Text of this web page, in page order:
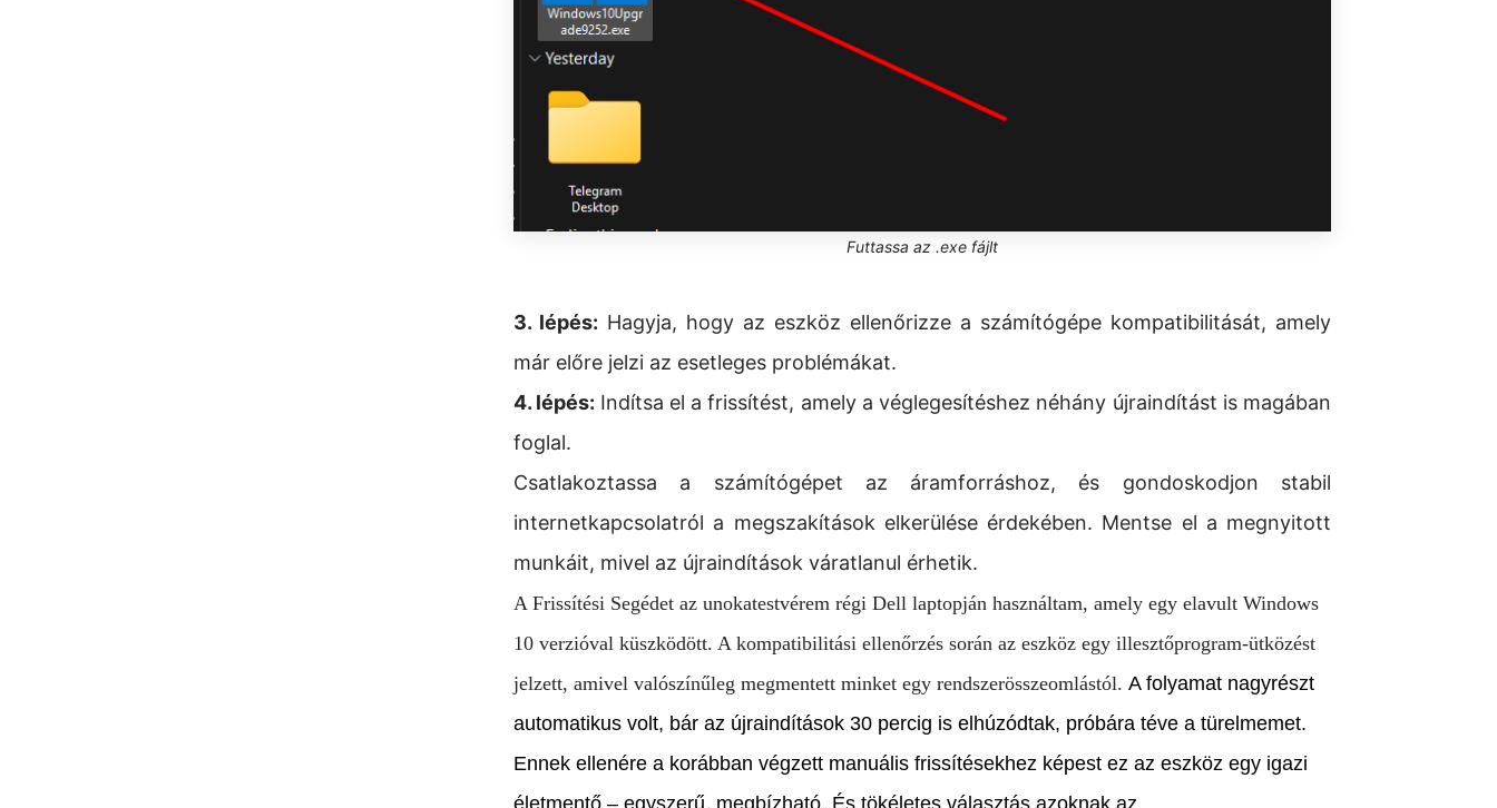
Futtassa az .exe fájlt
3. lépés: Hagyja, hogy az eszköz ellenőrizze a számítógépe kompatibilitását, amely
már előre jelzi az esetleges problémákat.
4. lépés: Indítsa el a frissítést, amely a véglegesítéshez néhány újraindítást is magában
foglal.
Csatlakoztassa a számítógépet az áramforráshoz, és gondoskodjon stabil
internetkapcsolatról a megszakítások elkerülése érdekében. Mentse el a megnyitott
munkáit, mivel az újraindítások váratlanul érhetik.
A Frissítési Segédet az unokatestvérem régi Dell laptopján használtam, amely egy elavult Windows
10 verzióval küszködött. A kompatibilitási ellenőrzés során az eszköz egy illesztőprogram-ütközést
jelzett, amivel valószínűleg megmentett minket egy rendszerösszeomlástól. A folyamat nagyrészt
automatikus volt, bár az újraindítások 30 percig is elhúzódtak, próbára téve a türelmemet.
Ennek ellenére a korábban végzett manuális frissítésekhez képest ez az eszköz egy igazi
életmentő – egyszerű, megbízható. És tökéletes választás azoknak az